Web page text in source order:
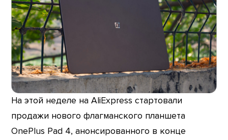
На этой неделе на AliExpress стартовали
продажи нового флагманского планшета
OnePlus Pad 4, анонсированного в конце